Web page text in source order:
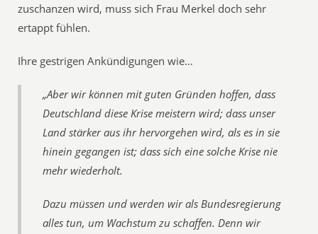
zuschanzen wird, muss sich Frau Merkel doch sehr
ertappt fühlen.
Ihre gestrigen Ankündigungen wie…
„Aber wir können mit guten Gründen hoffen, dass
Deutschland diese Krise meistern wird; dass unser
Land stärker aus ihr hervorgehen wird, als es in sie
hinein gegangen ist; dass sich eine solche Krise nie
mehr wiederholt.
Dazu müssen und werden wir als Bundesregierung
alles tun, um Wachstum zu schaffen. Denn wir